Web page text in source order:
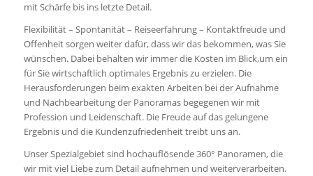
mit Schärfe bis ins letzte Detail.
Flexibilität – Spontanität – Reiseerfahrung – Kontaktfreude und
Offenheit sorgen weiter dafür, dass wir das bekommen, was Sie
wünschen. Dabei behalten wir immer die Kosten im Blick,um ein
für Sie wirtschaftlich optimales Ergebnis zu erzielen. Die
Herausforderungen beim exakten Arbeiten bei der Aufnahme
und Nachbearbeitung der Panoramas begegenen wir mit
Profession und Leidenschaft. Die Freude auf das gelungene
Ergebnis und die Kundenzufriedenheit treibt uns an.
Unser Spezialgebiet sind hochauflösende 360° Panoramen, die
wir mit viel Liebe zum Detail aufnehmen und weiterverarbeiten.